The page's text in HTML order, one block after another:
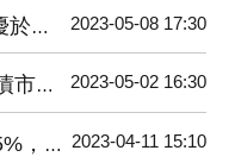
不一 2023-05-08 17:30
望 2023-05-02 16:30
2023-04-11 15:10